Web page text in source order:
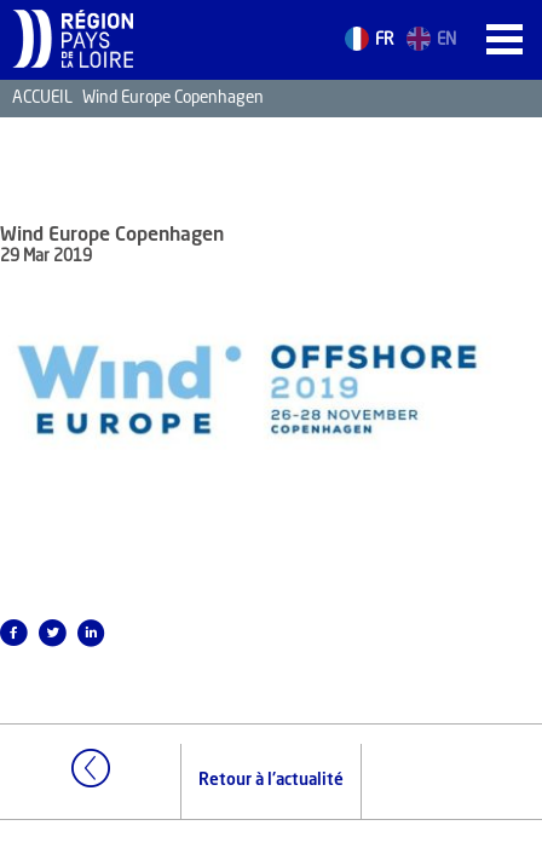
FR EN
ACCUEIL Wind Europe Copenhagen
Wind Europe Copenhagen
29 Mar 2019
Retour à l'actualité